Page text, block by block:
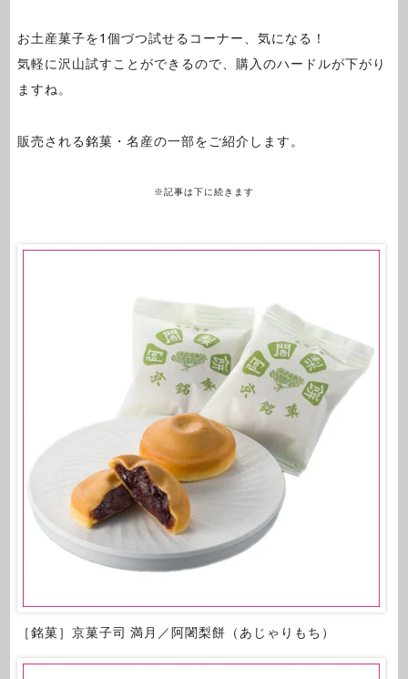
お土産菓子を1個づつ試せるコーナー、気になる！
気軽に沢山試すことができるので、購入のハードルが下がり
ますね。
販売される銘菓・名産の一部をご紹介します。
※記事は下に続きます
［銘菓］京菓子司 満月／阿闍梨餅（あじゃりもち）